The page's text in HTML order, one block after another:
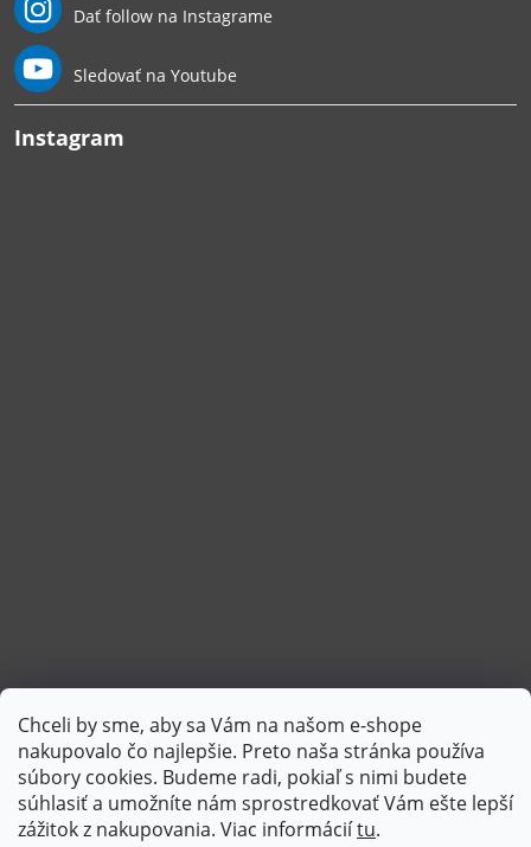
Chceli by sme, aby sa Vám na našom e-shope
nakupovalo čo najlepšie. Preto naša stránka používa
súbory cookies. Budeme radi, pokiaľ s nimi budete
súhlasiť a umožníte nám sprostredkovať Vám ešte lepší
zážitok z nakupovania. Viac informáciítu.
Dať follow na Instagrame
Sledovať na Youtube
Instagram
Sledovať na Instagrame